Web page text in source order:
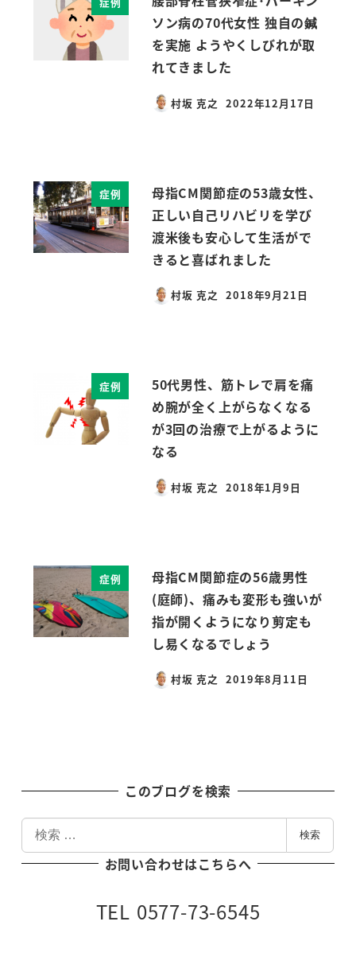
ソン病の70代女性 独自の鍼
を実施 ようやくしびれが取
れてきました
村坂 克之
投稿日
2022年12月17日
症例
母指CM関節症の53歳女性、
正しい自己リハビリを学び
渡米後も安心して生活がで
きると喜ばれました
村坂 克之
投稿日
2018年9月21日
症例
50代男性、筋トレで肩を痛
め腕が全く上がらなくなる
が3回の治療で上がるように
なる
村坂 克之
投稿日
2018年1月9日
症例
母指CM関節症の56歳男性
(庭師)、痛みも変形も強いが
指が開くようになり剪定も
し易くなるでしょう
村坂 克之
投稿日
2019年8月11日
このブログを検索
検
索
検索
お問い合わせはこちらへ
TEL 0577-73-6545